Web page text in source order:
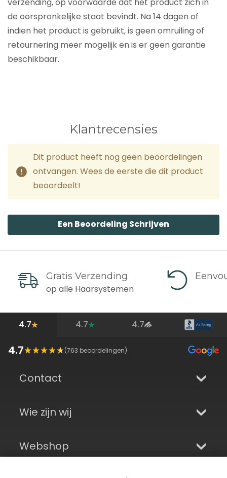
de oorspronkelijke staat bevindt. Na 14 dagen of
indien het product is gebruikt, is geen omruiling of
retournering meer mogelijk en is er geen garantie
beschikbaar.
Klantrecensies
Dit product heeft nog geen beoordelingen
ontvangen. Wees de eerste die dit product
beoordeelt!
Een Beoordeling Schrijven
Gratis Verzending
op alle Haarsystemen
4.7 4.7 4.7
4.7 (763 beoordelingen)
Contact
Wie zijn wij
Webshop